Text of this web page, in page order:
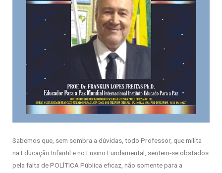
Sabemos que, sem sombra a dúvidas, todo Professor, que milita
na Educação Infantil e no Ensino Fundamental, sentem-se obstados
pela falta de POLÍTICA Pública eficaz, não somente para a